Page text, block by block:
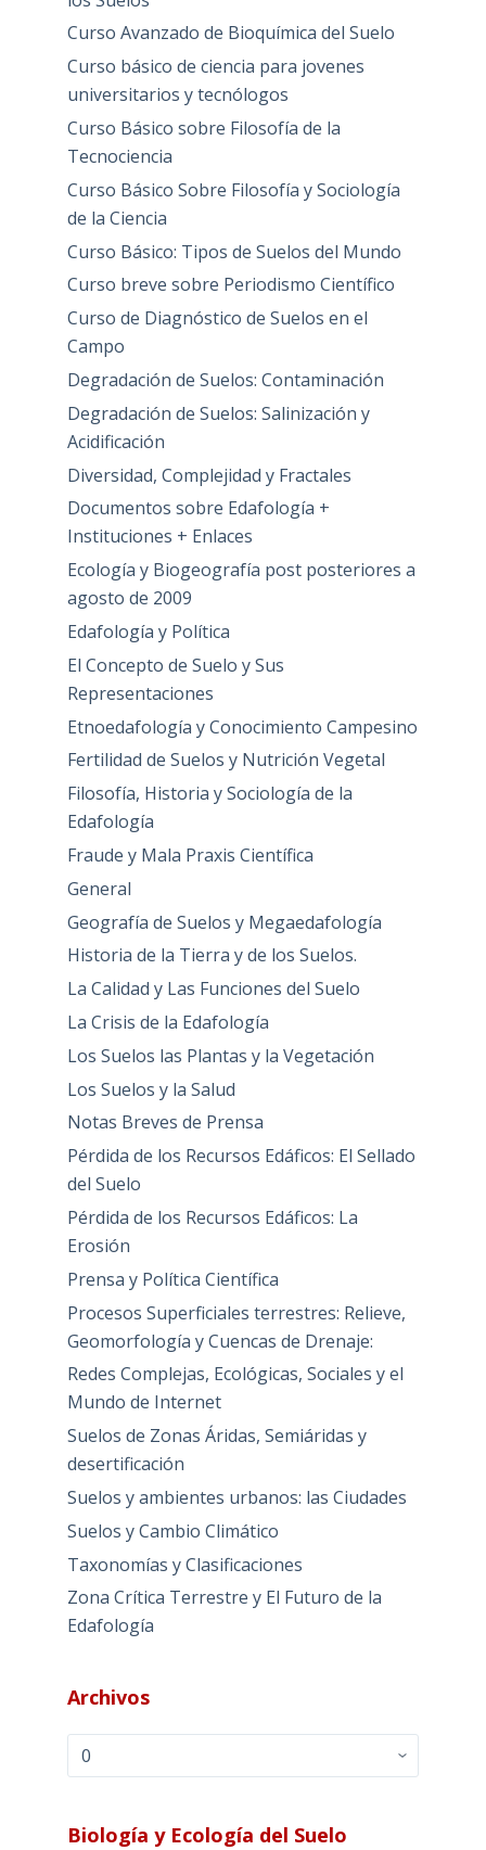
Curso Avanzado de Bioquímica del Suelo
Curso básico de ciencia para jovenes
universitarios y tecnólogos
Curso Básico sobre Filosofía de la
Tecnociencia
Curso Básico Sobre Filosofía y Sociología
de la Ciencia
Curso Básico: Tipos de Suelos del Mundo
Curso breve sobre Periodismo Científico
Curso de Diagnóstico de Suelos en el
Campo
Degradación de Suelos: Contaminación
Degradación de Suelos: Salinización y
Acidificación
Diversidad, Complejidad y Fractales
Documentos sobre Edafología +
Instituciones + Enlaces
Ecología y Biogeografía post posteriores a
agosto de 2009
Edafología y Política
El Concepto de Suelo y Sus
Representaciones
Etnoedafología y Conocimiento Campesino
Fertilidad de Suelos y Nutrición Vegetal
Filosofía, Historia y Sociología de la
Edafología
Fraude y Mala Praxis Científica
General
Geografía de Suelos y Megaedafología
Historia de la Tierra y de los Suelos.
La Calidad y Las Funciones del Suelo
La Crisis de la Edafología
Los Suelos las Plantas y la Vegetación
Los Suelos y la Salud
Notas Breves de Prensa
Pérdida de los Recursos Edáficos: El Sellado
del Suelo
Pérdida de los Recursos Edáficos: La
Erosión
Prensa y Política Científica
Procesos Superficiales terrestres: Relieve,
Geomorfología y Cuencas de Drenaje:
Redes Complejas, Ecológicas, Sociales y el
Mundo de Internet
Suelos de Zonas Áridas, Semiáridas y
desertificación
Suelos y ambientes urbanos: las Ciudades
Suelos y Cambio Climático
Taxonomías y Clasificaciones
Zona Crítica Terrestre y El Futuro de la
Edafología
Archivos
Archivos
Biología y Ecología del Suelo